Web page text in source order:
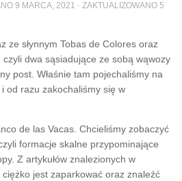
9 MARCA, 2021 · ZAKTUALIZOWANO 5
ze słynnym Tobas de Colores oraz
dwa sąsiadujące ze sobą wąwozy
post. Właśnie tam pojechaliśmy na
od razu zakochaliśmy się w
de las Vacas. Chcieliśmy zobaczyć
formacje skalne przypominające
Z artykułów znalezionych w
jest zaparkować oraz znaleźć